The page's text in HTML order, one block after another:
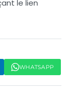
le lien
WHATSAPP